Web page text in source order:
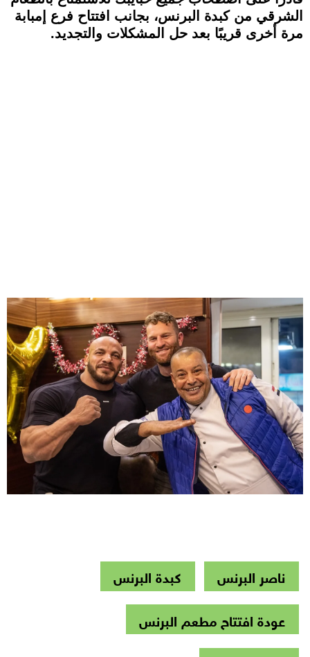
الشرقي من كبدة البرنس، بجانب افتتاح فرع إمبابة
مرة أخرى قريبًا بعد حل المشكلات والتجديد.
ناصر البرنس
كبدة البرنس
عودة افتتاح مطعم البرنس